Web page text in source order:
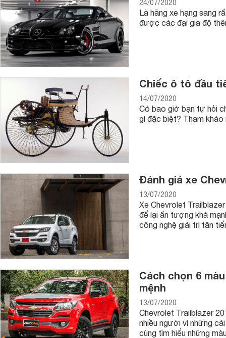
24/07/2020
Là hãng xe hạng sang
được các đại gia độ
Chiếc ô tô đầu
14/07/2020
Có bao giờ bạn tự hỏi
gì đặc biệt? Tham khảo
Đánh giá xe
13/07/2020
Xe Chevrolet
để lại ấn tượng khá
công nghệ giải trí tân
Cách chọn 6
mệnh
13/07/2020
Chevrolet Trailblazer
nhiều người vì những
cùng tìm hiểu những